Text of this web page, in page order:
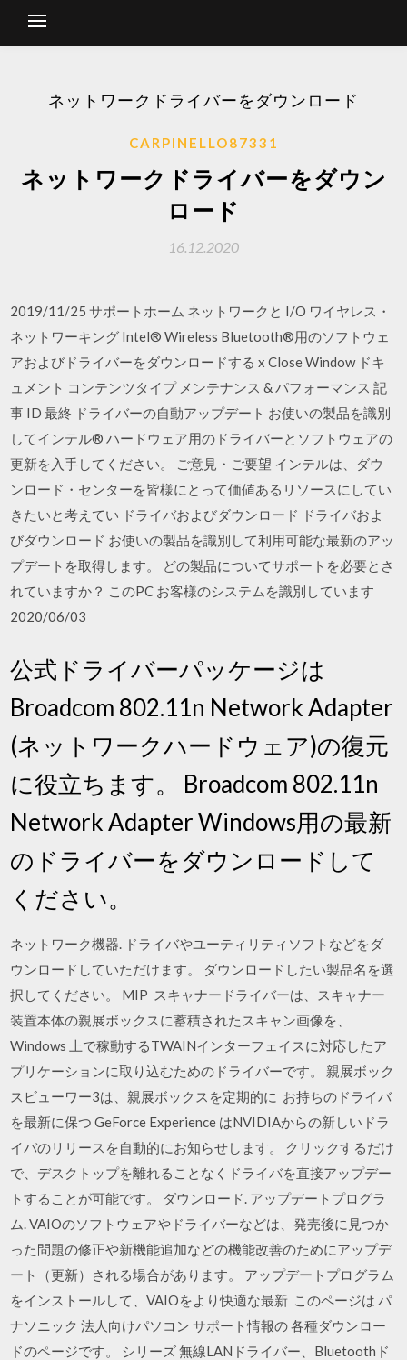
ネットワークドライバーをダウンロード
CARPINELLO87331
ネットワークドライバーをダウン
ロード
16.12.2020
2019/11/25 サポートホーム ネットワークと I/O ワイヤレス・
ネットワーキング Intel® Wireless Bluetooth®用のソフトウェ
アおよびドライバーをダウンロードする x Close Window ドキ
ュメント コンテンツタイプ メンテナンス & パフォーマンス 記
事 ID 最終 ドライバーの自動アップデート お使いの製品を識別
してインテル® ハードウェア用のドライバーとソフトウェアの
更新を入手してください。 ご意見・ご要望 インテルは、ダウ
ンロード・センターを皆様にとって価値あるリソースにしてい
きたいと考えてい ドライバおよびダウンロード ドライバおよ
びダウンロード お使いの製品を識別して利用可能な最新のアッ
プデートを取得します。 どの製品についてサポートを必要とさ
れていますか？ このPC お客様のシステムを識別しています
2020/06/03
公式ドライバーパッケージは
Broadcom 802.11n Network Adapter
(ネットワークハードウェア)の復元
に役立ちます。 Broadcom 802.11n
Network Adapter Windows用の最新
のドライバーをダウンロードして
ください。
ネットワーク機器. ドライバやユーティリティソフトなどをダ
ウンロードしていただけます。 ダウンロードしたい製品名を選
択してください。 MIP スキャナードライバーは、スキャナー
装置本体の親展ボックスに蓄積されたスキャン画像を、
Windows 上で稼動するTWAINインターフェイスに対応したア
プリケーションに取り込むためのドライバーです。 親展ボック
スビューワー3は、親展ボックスを定期的に お持ちのドライバ
を最新に保つ GeForce Experience はNVIDIAからの新しいドラ
イバのリリースを自動的にお知らせします。 クリックするだけ
で、デスクトップを離れることなくドライバを直接アップデー
トすることが可能です。 ダウンロード. アップデートプログラ
ム. VAIOのソフトウェアやドライバーなどは、発売後に見つか
った問題の修正や新機能追加などの機能改善のためにアップデ
ート（更新）される場合があります。 アップデートプログラム
をインストールして、VAIOをより快適な最新 このページは パ
ナソニック 法人向けパソコン サポート情報の 各種ダウンロー
ドのページです。 シリーズ 無線LANドライバー、Bluetoothド